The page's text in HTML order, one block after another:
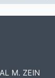
M. ZEIN